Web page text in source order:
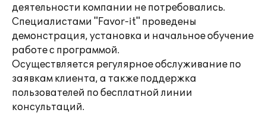
деятельности компании не потребовались.
Специалистами "Favor-it" проведены
демонстрация, установка и начальное обучение
работе с программой.
Осуществляется регулярное обслуживание по
заявкам клиента, а также поддержка
пользователей по бесплатной линии
консультаций.